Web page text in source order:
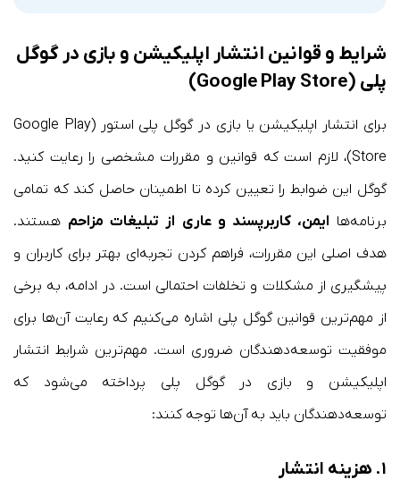
شرایط و قوانین انتشار اپلیکیشن و بازی در گوگل
پلی (Google Play Store)
برای انتشار اپلیکیشن یا بازی در گوگل پلی استور (Google Play
Store)، لازم است که قوانین و مقررات مشخصی را رعایت کنید.
گوگل این ضوابط را تعیین کرده تا اطمینان حاصل کند که تمامی
برنامه‌ها ایمن، کاربرپسند و عاری از تبلیغات مزاحم هستند.
هدف اصلی این مقررات، فراهم کردن تجربه‌ای بهتر برای کاربران و
پیشگیری از مشکلات و تخلفات احتمالی است. در ادامه، به برخی
از مهم‌ترین قوانین گوگل پلی اشاره می‌کنیم که رعایت آن‌ها برای
موفقیت توسعه‌دهندگان ضروری است. مهم‌ترین شرایط انتشار
اپلیکیشن و بازی در گوگل پلی پرداخته می‌شود که
توسعه‌دهندگان باید به آن‌ها توجه کنند:
۱. هزینه انتشار